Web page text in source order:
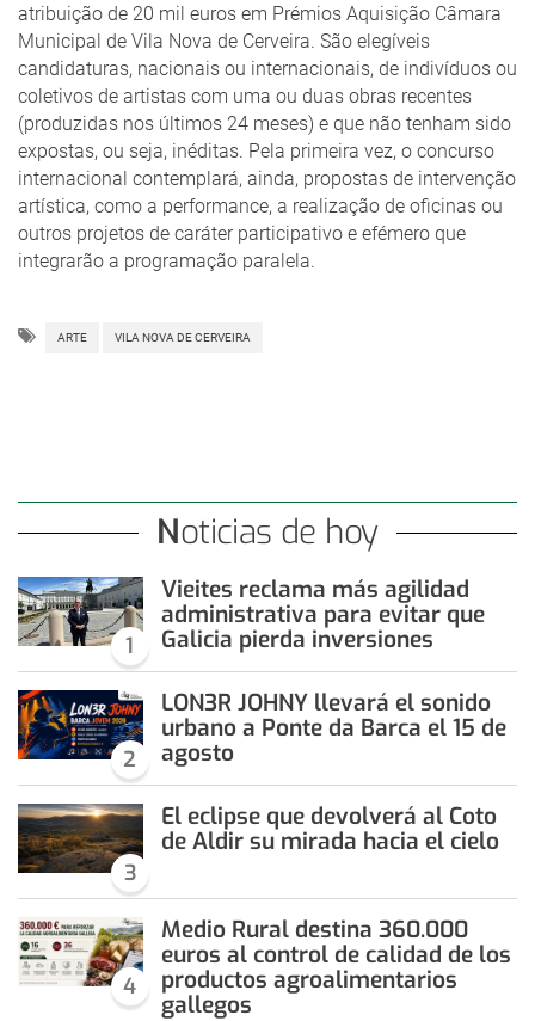
atribuição de 20 mil euros em Prémios Aquisição Câmara
Municipal de Vila Nova de Cerveira. São elegíveis
candidaturas, nacionais ou internacionais, de indivíduos ou
coletivos de artistas com uma ou duas obras recentes
(produzidas nos últimos 24 meses) e que não tenham sido
expostas, ou seja, inéditas. Pela primeira vez, o concurso
internacional contemplará, ainda, propostas de intervenção
artística, como a performance, a realização de oficinas ou
outros projetos de caráter participativo e efémero que
integrarão a programação paralela.
ARTE VILA NOVA DE CERVEIRA
Noticias de hoy
1
Vieites reclama más agilidad
administrativa para evitar que
Galicia pierda inversiones
2
LON3R JOHNY llevará el sonido
urbano a Ponte da Barca el 15 de
agosto
3
El eclipse que devolverá al Coto
de Aldir su mirada hacia el cielo
4
Medio Rural destina 360.000
euros al control de calidad de los
productos agroalimentarios
gallegos